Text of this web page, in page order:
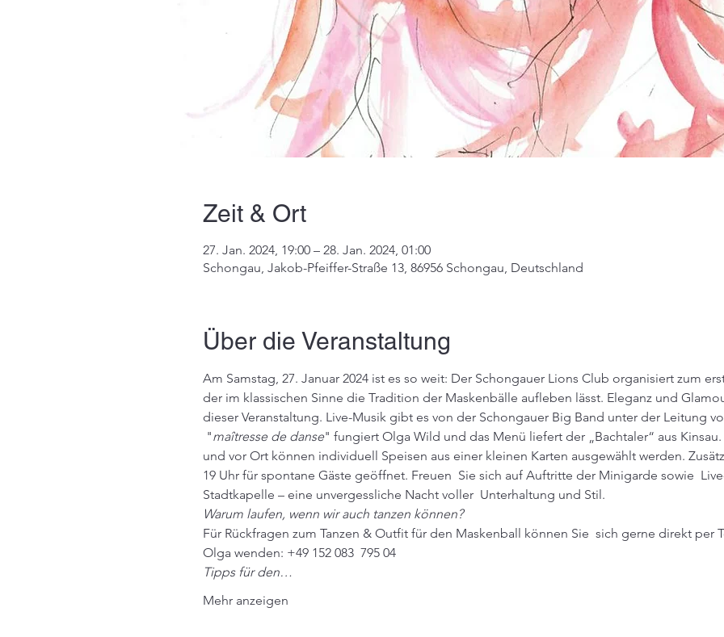
Zeit & Ort
27. Jan. 2024, 19:00 – 28. Jan. 2024, 01:00
Schongau, Jakob-Pfeiffer-Straße 13, 86956 Schongau, Deutschland
Über die Veranstaltung
Am Samstag, 27. Januar 2024 ist es so weit: Der Schongauer Lions Club organisiert zum
der im klassischen Sinne die Tradition der Maskenbälle aufleben lässt. Eleganz und
dieser Veranstaltung. Live-Musik gibt es von der Schongauer Big Band unter der Leitung
"maîtresse de danse" fungiert Olga Wild und das Menü liefert der „Bachtaler“ aus
und vor Ort können individuell Speisen aus einer kleinen Karten ausgewählt werden.
19 Uhr für spontane Gäste geöffnet. Freuen  Sie sich auf Auftritte der Minigarde sowie
Stadtkapelle – eine unvergessliche Nacht voller  Unterhaltung und Stil.
Warum laufen, wenn wir auch tanzen können?
Für Rückfragen zum Tanzen & Outfit für den Maskenball können Sie  sich gerne direkt per
Olga wenden: +49 152 083  795 04
Tipps für den…
Mehr anzeigen